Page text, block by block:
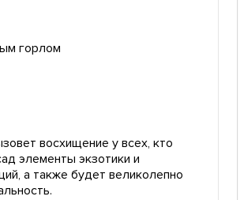
горлом
восхищение у всех, кто
элементы экзотики и
а также будет великолепно